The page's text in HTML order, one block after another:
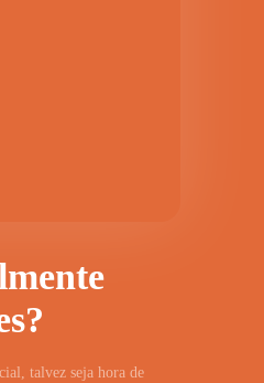
talvez seja hora de